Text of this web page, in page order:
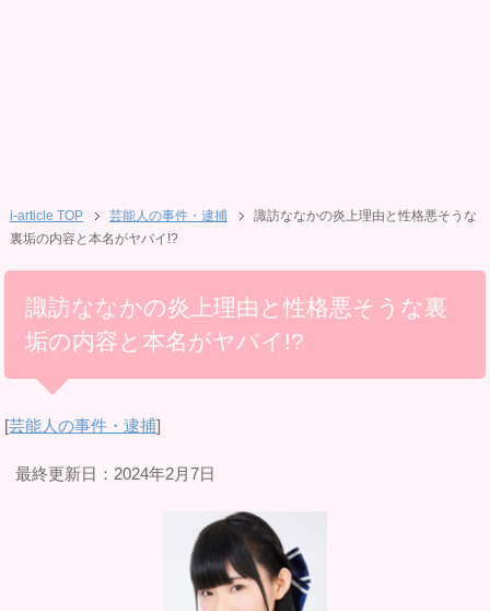
i-article TOP 芸能人の事件・逮捕
諏訪ななかの炎上理由と性格悪そうな
裏垢の内容と本名がヤバイ!?
諏訪ななかの炎上理由と性格悪そうな裏
垢の内容と本名がヤバイ!?
[芸能人の事件・逮捕]
最終更新日：2024年2月7日